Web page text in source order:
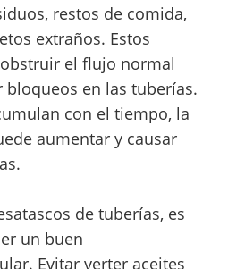
restos de comida,
extraños. Estos
el flujo normal
bloqueos en las tuberías.
con el tiempo, la
aumentar y causar
de tuberías, es
un buen
Evitar verter aceites